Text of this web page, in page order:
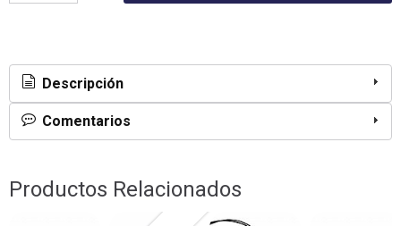
Descripción
Comentarios
Productos Relacionados